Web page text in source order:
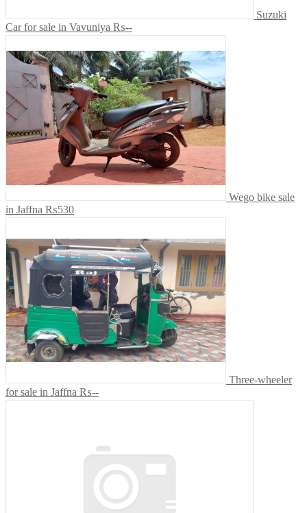
Suzuki
Car for sale in Vavuniya ₨--
Wego bike sale
in Jaffna ₨530
Three-wheeler
for sale in Jaffna ₨--